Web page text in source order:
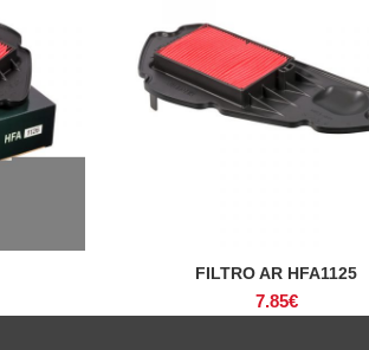
ADICIONAR
FILTRO AR HFA1125
7.85€